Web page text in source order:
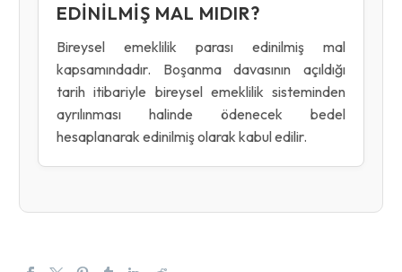
EDINILMIŞ MAL MIDIR?
Bireysel emeklilik parası edinilmiş mal
kapsamındadır. Boşanma davasının açıldığı
tarih itibariyle bireysel emeklilik sisteminden
ayrılınması halinde ödenecek bedel
hesaplanarak edinilmiş olarak kabul edilir.